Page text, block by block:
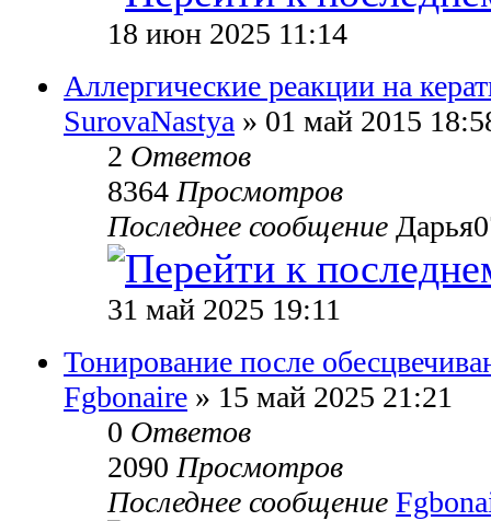
18 июн 2025 11:14
Аллергические реакции на
SurovaNastya » 01 май 2015
2 Ответов
8364Просмотров
Последнее сообщение
31 май 2025 19:11
Тонирование после
Fgbonaire » 15 май 2025 21:21
0 Ответов
2090Просмотров
Последнее сообщение